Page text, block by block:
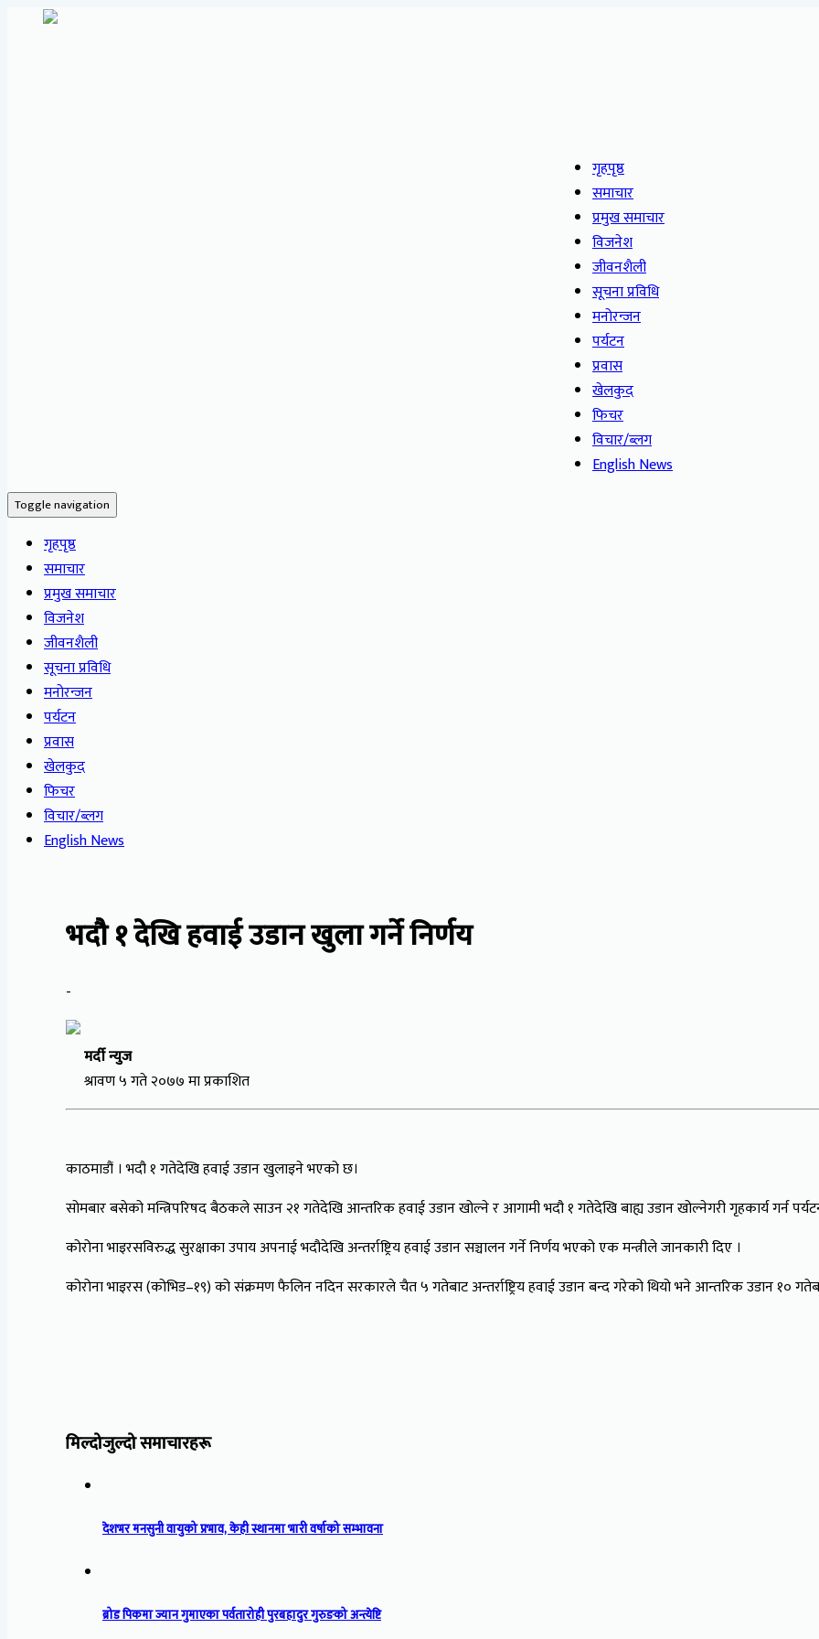
गृहपृष्ठ
समाचार
प्रमुख समाचार
विजनेश
जीवनशैली
सूचना प्रविधि
मनोरन्जन
पर्यटन
प्रवास
खेलकुद
फिचर
विचार/ब्लग
English News
Toggle navigation
गृहपृष्ठ
समाचार
प्रमुख समाचार
विजनेश
जीवनशैली
सूचना प्रविधि
मनोरन्जन
पर्यटन
प्रवास
खेलकुद
फिचर
विचार/ब्लग
English News
भदौ १ देखि हवाई उडान खुला गर्ने निर्णय
-
मर्दी न्युज
श्रावण ५ गते २०७७ मा प्रकाशित
काठमाडौं । भदौ १ गतेदेखि हवाई उडान खुलाइने भएको छ।
सोमबार बसेको मन्त्रिपरिषद बैठकले साउन २१ गतेदेखि आन्तरिक हवाई उडान खोल्ने र आगामी भदौ १ गतेदेखि बाह्य उडान खोल्नेगरी गृहकार्य गर्न
कोरोना भाइरसविरुद्ध सुरक्षाका उपाय अपनाई भदौदेखि अन्तर्राष्ट्रिय हवाई उडान सञ्चालन गर्ने निर्णय भएको एक मन्त्रीले जानकारी दिए ।
कोरोना भाइरस (कोभिड–१९) को संक्रमण फैलिन नदिन सरकारले चैत ५ गतेबाट अन्तर्राष्ट्रिय हवाई उडान बन्द गरेको थियो भने आन्तरिक उडान १०
मिल्दोजुल्दो समाचारहरू
देशभर मनसुनी वायुको प्रभाव, केही स्थानमा भारी वर्षाको सम्भावना
ब्रोड पिकमा ज्यान गुमाएका पर्वतारोही पुरबहादुर गुरुङको अन्त्येष्टि